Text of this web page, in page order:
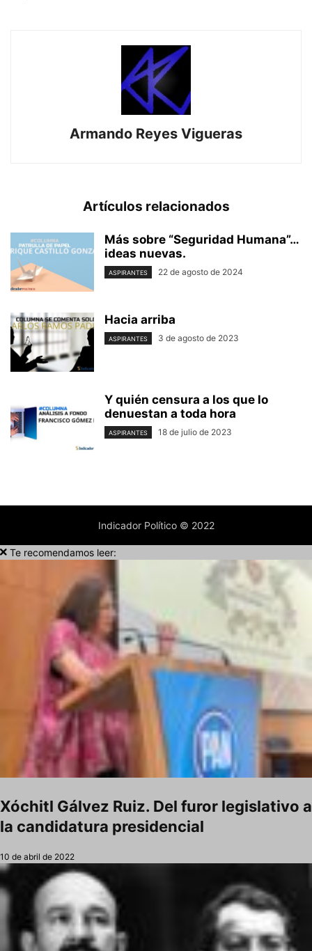
Armando Reyes Vigueras
Artículos relacionados
Más sobre “Seguridad Humana”…
ideas nuevas.
ASPIRANTES 22 de agosto de 2024
Hacia arriba
ASPIRANTES 3 de agosto de 2023
Y quién censura a los que lo
denuestan a toda hora
ASPIRANTES 18 de julio de 2023
Indicador Político © 2022
Te recomendamos leer:
Xóchitl Gálvez Ruiz. Del furor legislativo a
la candidatura presidencial
10 de abril de 2022